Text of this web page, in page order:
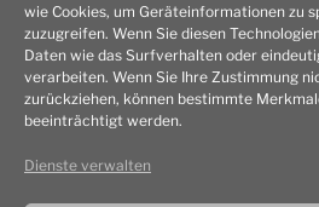
wie Cookies, um Geräteinformationen zu
zuzugreifen. Wenn Sie diesen
Daten wie das Surfverhalten oder
verarbeiten. Wenn Sie Ihre Zustimmung
zurückziehen, können bestimmte
beeinträchtigt werden.
Dienste verwalten
© 2026 Dipl.-Ing. Achim